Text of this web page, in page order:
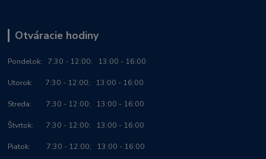
Otváracie hodiny
Pondelok: 7:30 - 12:00; 13:00 - 16:00
Utorok: 7:30 - 12:00; 13:00 - 16:00
Streda: 7:30 - 12:00; 13:00 - 16:00
Štvrtok: 7:30 - 12:00; 13:00 - 16:00
Piatok: 7:30 - 12:00; 13:00 - 16:00